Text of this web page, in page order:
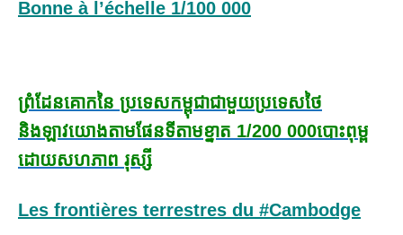
Bonne à l’échelle 1/100 000
ព្រំដែនគោកនៃ ប្រទេសកម្ពុជាជាមួយប្រទេសថៃ
និងឡាវយោងតាមផែនទីតាមខ្នាត 1/200 000បោះពុម្ព
ដោយសហភាព រុស្សី
Les frontières terrestres du #Cambodge